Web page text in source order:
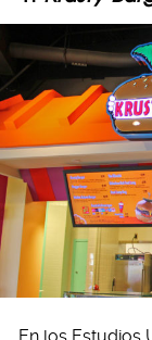
En los Estudios